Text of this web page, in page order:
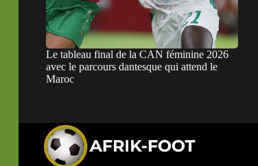
Le tableau final de la CAN féminine 2026
avec le parcours dantesque qui attend le
Maroc